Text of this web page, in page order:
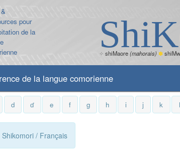
pour
de la
✧ shiMaore(mahorais) ✽
de la langue comorienne
d ɗ e f g h i j k l
Shikomori / Français